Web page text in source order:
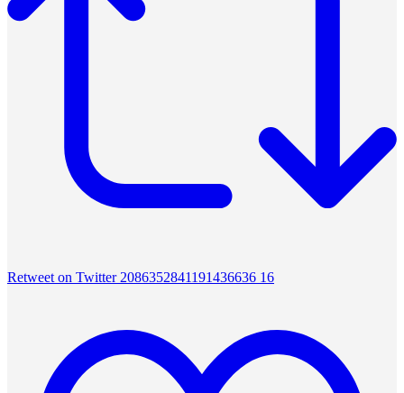
Retweet on Twitter 2086352841191436636 16